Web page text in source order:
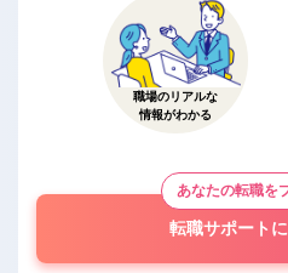
職場のリアルな
情報がわかる
あなたの転職を
転職サポート